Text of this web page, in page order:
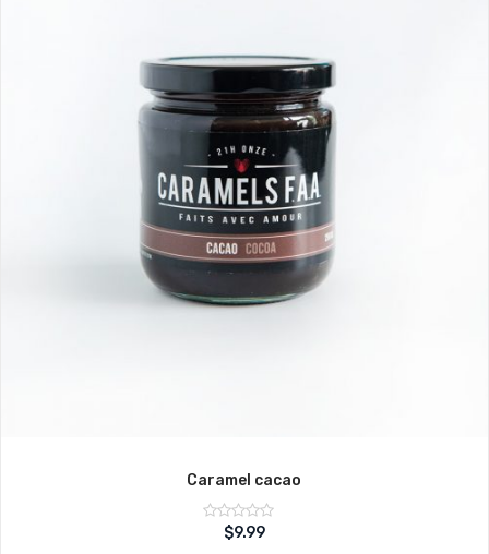
Caramel cacao
Note
sur
$9.99